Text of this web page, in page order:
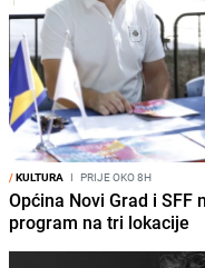
/KULTURA I PRIJE OKO 8H
Općina Novi Grad i
program na tri lokacije